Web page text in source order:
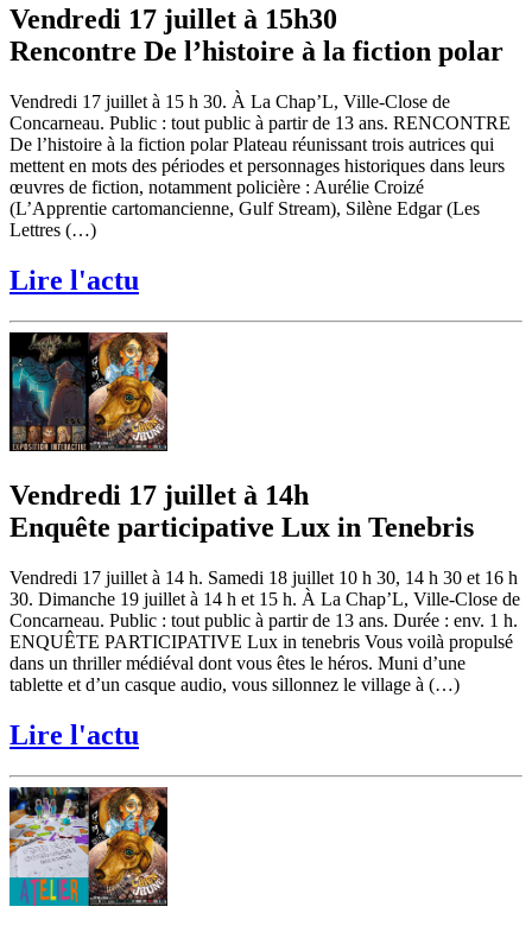
Vendredi 17 juillet à 15h30
Rencontre De l’histoire à la fiction polar
Vendredi 17 juillet à 15 h 30. À La Chap’L, Ville-Close de
Concarneau. Public : tout public à partir de 13 ans. RENCONTRE
De l’histoire à la fiction polar Plateau réunissant trois autrices qui
mettent en mots des périodes et personnages historiques dans leurs
œuvres de fiction, notamment policière : Aurélie Croizé
(L’Apprentie cartomancienne, Gulf Stream), Silène Edgar (Les
Lettres (…)
Lire l'actu
Vendredi 17 juillet à 14h
Enquête participative Lux in Tenebris
Vendredi 17 juillet à 14 h. Samedi 18 juillet 10 h 30, 14 h 30 et 16 h
30. Dimanche 19 juillet à 14 h et 15 h. À La Chap’L, Ville-Close de
Concarneau. Public : tout public à partir de 13 ans. Durée : env. 1 h.
ENQUÊTE PARTICIPATIVE Lux in tenebris Vous voilà propulsé
dans un thriller médiéval dont vous êtes le héros. Muni d’une
tablette et d’un casque audio, vous sillonnez le village à (…)
Lire l'actu